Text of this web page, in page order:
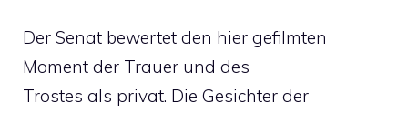
Der Senat bewertet den hier gefilmten
Moment der Trauer und des
Trostes als privat. Die Gesichter der